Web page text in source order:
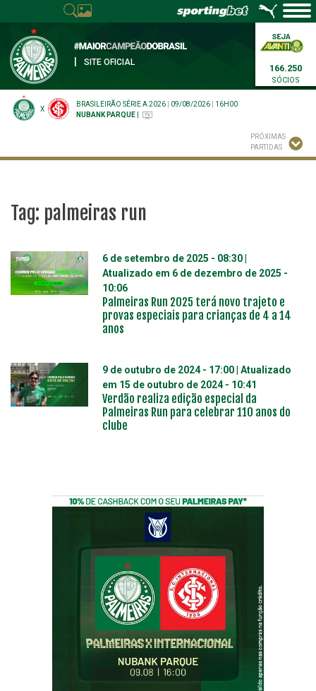
SITE OFICIAL
166.250
SÓCIOS
X
BRASILEIRÃO SÉRIE A 2026 09/08/2026
16H00
NUBANK PARQUE
PRÓXIMAS
PARTIDAS
Tag: palmeiras run
6 de setembro de 2025 - 08:30
Atualizado em 6 de dezembro de 2025 -
10:06
Palmeiras Run 2025 terá novo trajeto e
provas especiais para crianças de 4 a 14
anos
9 de outubro de 2024 - 17:00 | Atualizado
em 15 de outubro de 2024 - 10:41
Verdão realiza edição especial da
Palmeiras Run para celebrar 110 anos do
clube